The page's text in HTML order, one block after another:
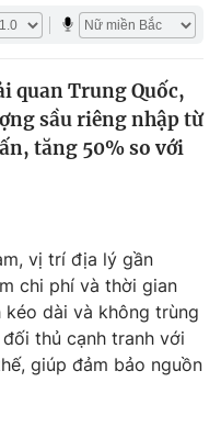
quan Trung Quốc,
sầu riêng nhập từ
tăng 50% so với
vị trí địa lý gần
chi phí và thời gian
kéo dài và không trùng
thủ cạnh tranh với
giúp đảm bảo nguồn